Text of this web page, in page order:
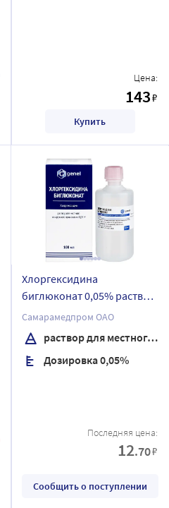
Цена:
143₽
Купить
Хлоргексидина
биглюконат 0,05% раствор
для местного и наружного
применения 100 мл
Самарамедпром ОАО
раствор для местного и наружного применения
Дозировка 0,05%
Последняя цена:
12.70₽
Сообщить о поступлении